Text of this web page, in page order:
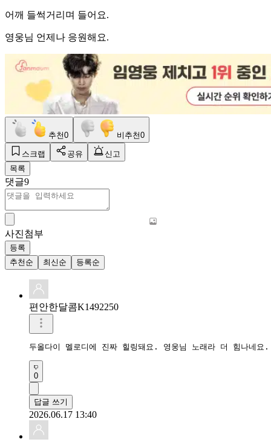
어깨 들썩거리며 들어요.
영웅님 언제나 응원해요.
추천0 비추천0
스크랩 공유
신고
목록
댓글9
사진첨부
등록
추천순
최신순 등록순
편안한달콤K1492250
두올다이 멜로디에 진짜 힐링돼요. 영웅님 노래라 더 힘나네요.
0
답글 쓰기
2026.06.17 13:40